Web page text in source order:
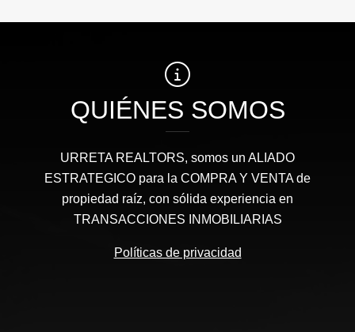
QUIÉNES SOMOS
URRETA REALTORS, somos un ALIADO
ESTRATEGICO para la COMPRA Y VENTA de
propiedad raíz, con sólida experiencia en
TRANSACCIONES INMOBILIARIAS
Políticas de privacidad